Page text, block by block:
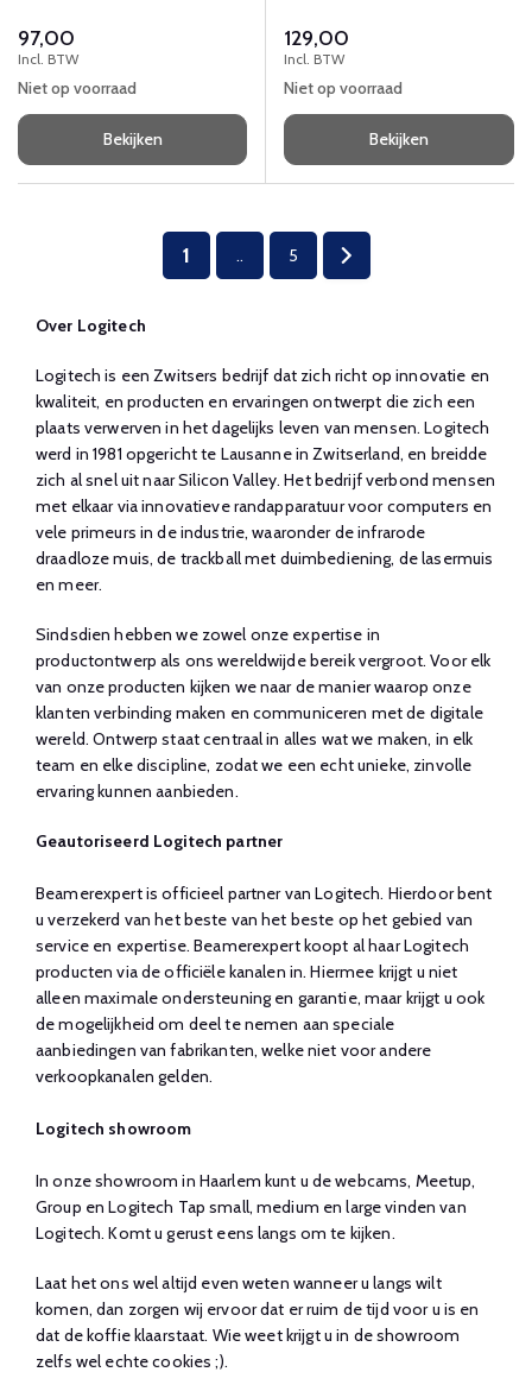
batterijduur max 6 uur.
97,00
Incl. BTW
Niet op voorraad
Bekijken
129,00
Incl. BTW
Niet op voorraad
Bekijken
1 .. 5
Over Logitech
Logitech is een Zwitsers bedrijf dat zich richt op innovatie en
kwaliteit, en producten en ervaringen ontwerpt die zich een
plaats verwerven in het dagelijks leven van mensen. Logitech
werd in 1981 opgericht te Lausanne in Zwitserland, en breidde
zich al snel uit naar Silicon Valley. Het bedrijf verbond mensen
met elkaar via innovatieve randapparatuur voor computers en
vele primeurs in de industrie, waaronder de infrarode
draadloze muis, de trackball met duimbediening, de lasermuis
en meer.
Sindsdien hebben we zowel onze expertise in
productontwerp als ons wereldwijde bereik vergroot. Voor elk
van onze producten kijken we naar de manier waarop onze
klanten verbinding maken en communiceren met de digitale
wereld. Ontwerp staat centraal in alles wat we maken, in elk
team en elke discipline, zodat we een echt unieke, zinvolle
ervaring kunnen aanbieden.
Geautoriseerd Logitech partner
Beamerexpert is officieel partner van Logitech. Hierdoor bent
u verzekerd van het beste van het beste op het gebied van
service en expertise. Beamerexpert koopt al haar Logitech
producten via de officiële kanalen in. Hiermee krijgt u niet
alleen maximale ondersteuning en garantie, maar krijgt u ook
de mogelijkheid om deel te nemen aan speciale
aanbiedingen van fabrikanten, welke niet voor andere
verkoopkanalen gelden.
Logitech showroom
In onze showroom in Haarlem kunt u de webcams, Meetup,
Group en Logitech Tap small, medium en large vinden van
Logitech. Komt u gerust eens langs om te kijken.
Laat het ons wel altijd even weten wanneer u langs wilt
komen, dan zorgen wij ervoor dat er ruim de tijd voor u is en
dat de koffie klaarstaat. Wie weet krijgt u in de showroom
zelfs wel echte cookies ;).